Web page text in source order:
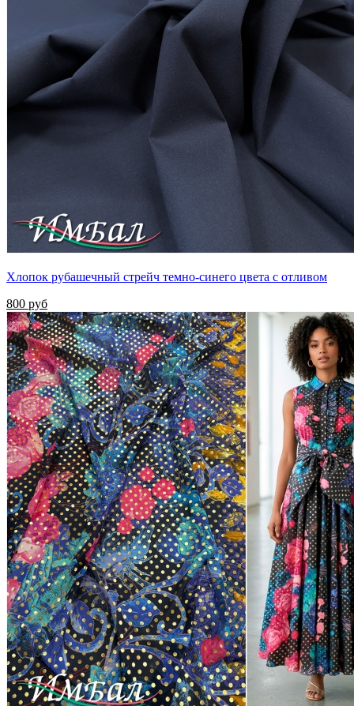
Хлопок рубашечный стрейч темно-синего цвета с отливом
800 руб